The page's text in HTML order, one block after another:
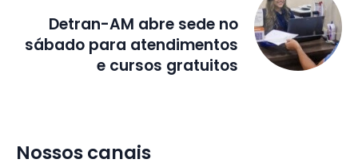
Detran-AM abre sede no
sábado para atendimentos
e cursos gratuitos
Nossos canais